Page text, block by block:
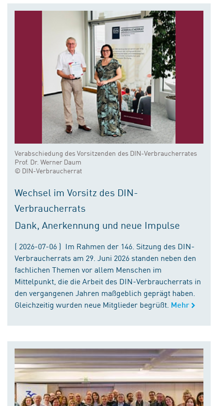
Verabschiedung des Vorsitzenden des DIN-Verbraucherrates
Prof. Dr. Werner Daum
© DIN-Verbraucherrat
Wechsel im Vorsitz des DIN-
Verbraucherrats
Dank, Anerkennung und neue Impulse
( 2026-07-06 ) Im Rahmen der 146. Sitzung des DIN-
Verbraucherrats am 29. Juni 2026 standen neben den
fachlichen Themen vor allem Menschen im
Mittelpunkt, die die Arbeit des DIN-Verbraucherrats in
den vergangenen Jahren maßgeblich geprägt haben.
Gleichzeitig wurden neue Mitglieder begrüßt. Mehr